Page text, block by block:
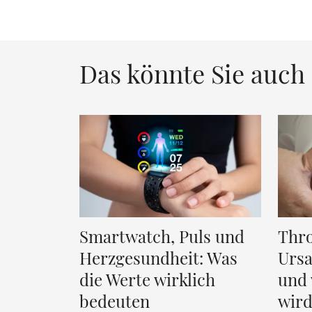
Das könnte Sie
Smartwatch, Puls und
Herzgesundheit: Was
die Werte wirklich
bedeuten
und